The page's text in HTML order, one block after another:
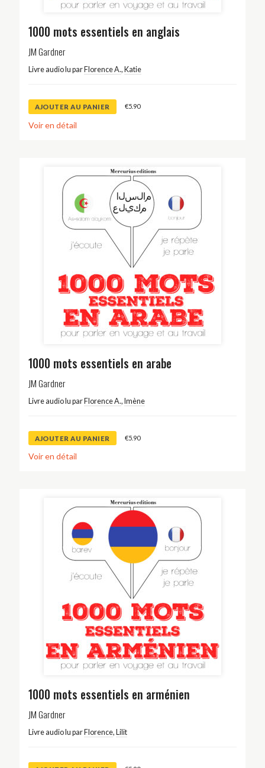
1000 mots essentiels en anglais
JM Gardner
Livre audio lu parFlorence A., Katie
AJOUTER AU PANIER €5.90
Voir en détail
1000 mots essentiels en arabe
JM Gardner
Livre audio lu parFlorence A., Imène
AJOUTER AU PANIER €5.90
Voir en détail
1000 mots essentiels en arménien
JM Gardner
Livre audio lu par Florence, Lilit